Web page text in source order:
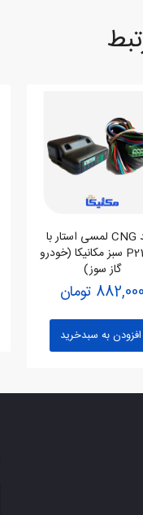
کلید CNG لمسی استار با
سیم P21 سبز مکانیکا (خودرو
گاز سوز)
882,000 تومان
افزودن به سبدخرید